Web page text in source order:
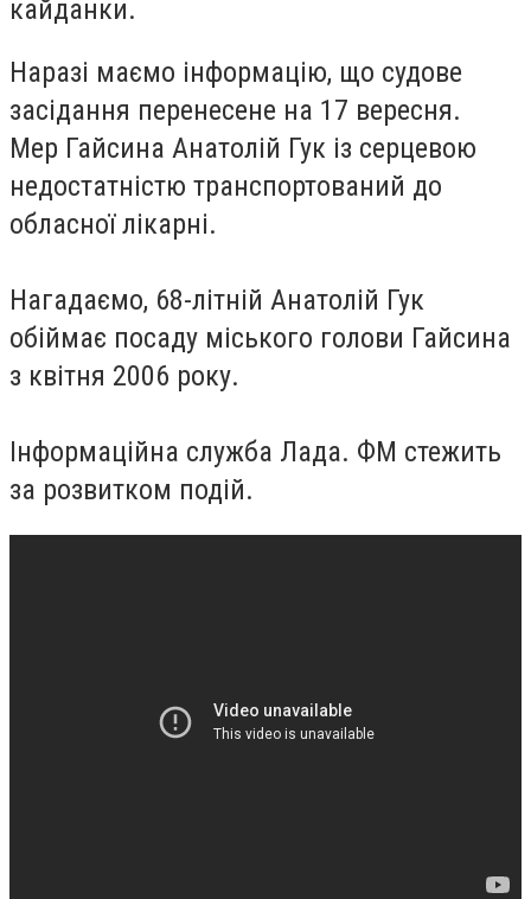
кайданки.
Наразі маємо інформацію, що судове
засідання перенесене на 17 вересня.
Мер Гайсина Анатолій Гук із серцевою
недостатністю транспортований до
обласної лікарні.
Нагадаємо, 68-літній Анатолій Гук
обіймає посаду міського голови Гайсина
з квітня 2006 року.
Інформаційна служба Лада. ФМ стежить
за розвитком подій.